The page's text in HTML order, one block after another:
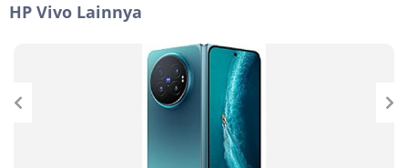
HP Vivo Lainnya